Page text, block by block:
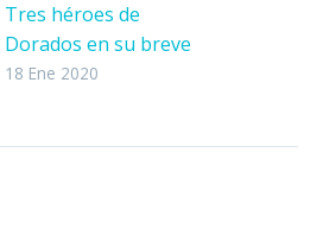
Tres héroes de
Dorados en su breve
historia
18 Ene 2020